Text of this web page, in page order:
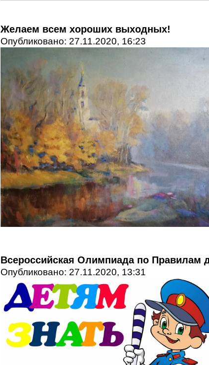
Желаем всем хороших выходных!
Опубликовано: 27.11.2020, 16:23
Всероссийская Олимпиада по Правилам
Опубликовано: 27.11.2020, 13:31